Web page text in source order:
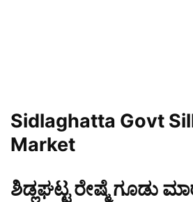
Sidlaghatta Govt
Market
ಶಿಡ್ಲಘಟ್ಟ ರೇಷ್ಮೆ ಗೂಡು